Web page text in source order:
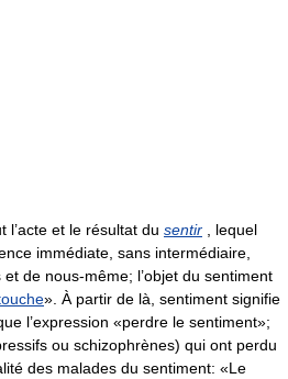
l’acte et le résultat du sentir , lequel
immédiate, sans intermédiaire,
de nous-même; l’objet du sentiment
». À partir de là, sentiment signifie
l’expression «perdre le sentiment»;
ou schizophrènes) qui ont perdu
des malades du sentiment: «Le